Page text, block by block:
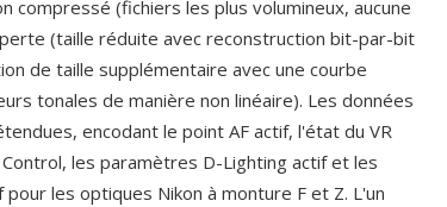
(fichiers les plus volumineux, aucune
(taille réduite avec reconstruction bit-par-bit
de taille supplémentaire avec une courbe
tonales de manière non linéaire). Les données
encodant le point AF actif, l'état du VR
les paramètres D-Lighting actif et les
les optiques Nikon à monture F et Z. L'un